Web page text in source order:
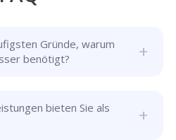
Gründe, warum
benötigt?
bieten Sie als